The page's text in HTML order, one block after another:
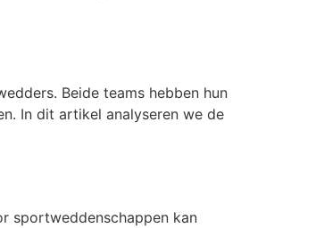
Beide teams hebben hun
In dit artikel analyseren we de
sportweddenschappen kan